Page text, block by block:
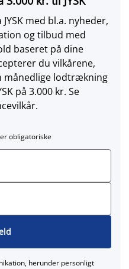
med bl.a. nyheder,
og tilbud med
baseret på dine
du vilkårene,
månedlige lodtrækning
på 3.000 kr. Se
obligatoriske
herunder personligt